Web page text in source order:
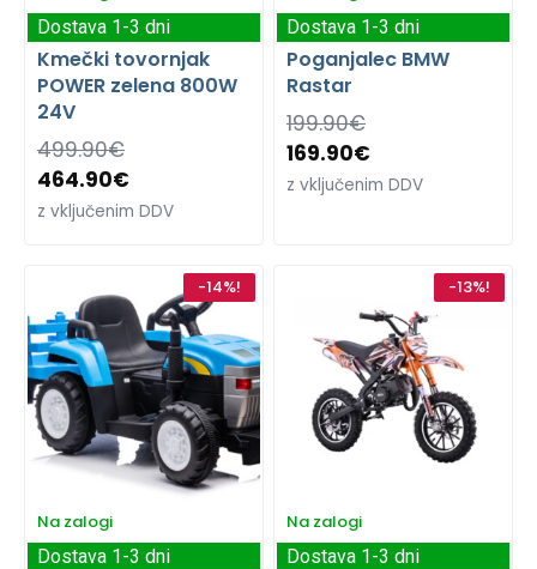
Kmečki tovornjak
POWER zelena 800W
24V
499.90€
464.90€
z vključenim DDV
Dostava 1-3 dni
Poganjalec BMW
Rastar
199.90€
169.90€
z vključenim DDV
Dostava 1-3 dni
-14%!
Na zalogi
Dostava 1-3 dni
-13%!
Na zalogi
Dostava 1-3 dni